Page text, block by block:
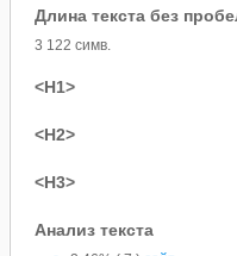
Длина текста без
3 122 симв.
<H1>
<H2>
<H3>
Анализ текста